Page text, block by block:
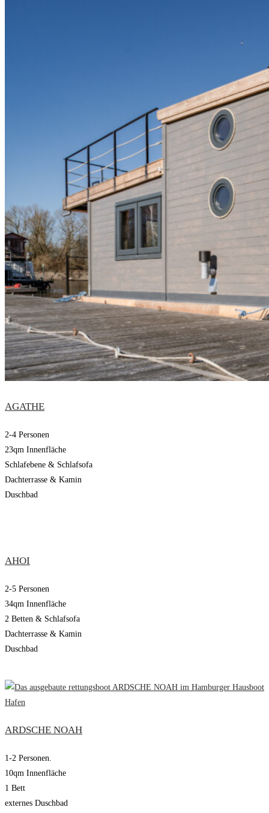
AGATHE
2-4 Personen
23qm Innenfläche
Schlafebene & Schlafsofa
Dachterrasse & Kamin
Duschbad
AHOI
2-5 Personen
34qm Innenfläche
2 Betten & Schlafsofa
Dachterrasse & Kamin
Duschbad
ARDSCHE NOAH
1-2 Personen.
10qm Innenfläche
1 Bett
externes Duschbad